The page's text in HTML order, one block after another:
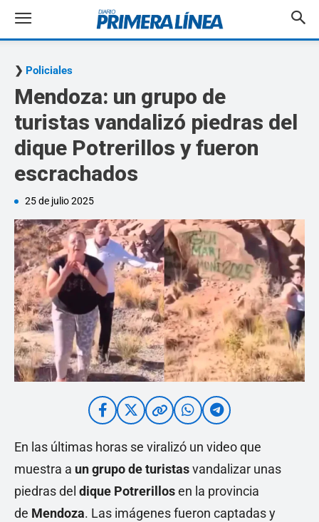
Policiales
Mendoza: un grupo de
turistas vandalizó piedras del
dique Potrerillos y fueron
escrachados
25 de julio 2025
En las últimas horas se viralizó un video que
muestra a un grupo de turistasvandalizar unas
piedras del dique Potrerillosen la provincia
de Mendoza. Las imágenes fueron captadas y